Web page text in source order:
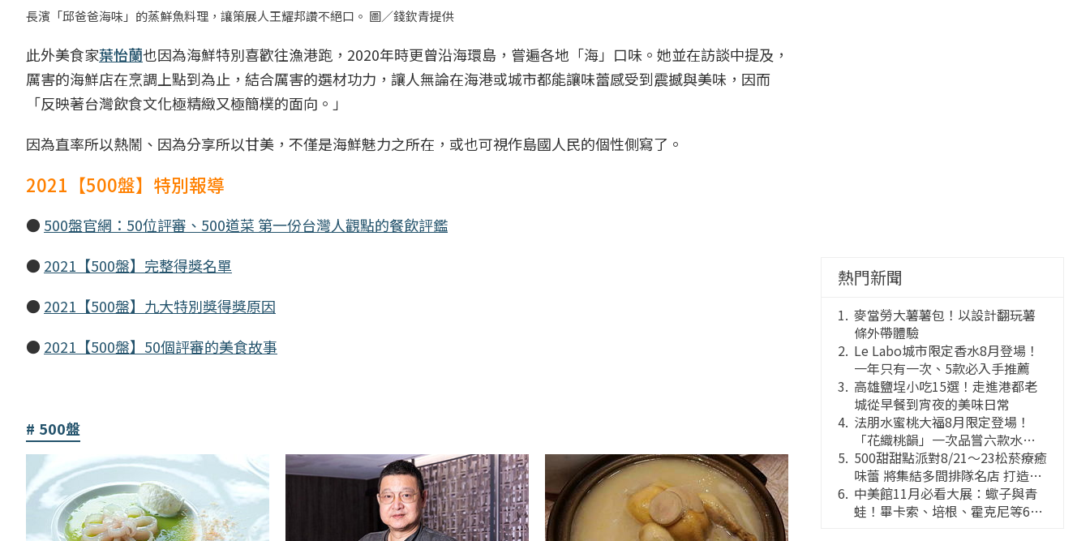
長濱「邱爸爸海味」的蒸鮮魚料理，讓策展人王耀邦讚不絕口。 圖／錢欽青提供
此外美食家葉怡蘭也因為海鮮特別喜歡往漁港跑，2020年時更曾沿海環島，嘗遍各地「海」口味。她並在訪談中提及，
厲害的海鮮店在烹調上點到為止，結合厲害的選材功力，讓人無論在海港或城市都能讓味蕾感受到震撼與美味，因而
「反映著台灣飲食文化極精緻又極簡樸的面向。」
因為直率所以熱鬧、因為分享所以甘美，不僅是海鮮魅力之所在，或也可視作島國人民的個性側寫了。
2021【500盤】特別報導
● 500盤官網：50位評審、500道菜 第一份台灣人觀點的餐飲評鑑
● 2021【500盤】完整得獎名單
● 2021【500盤】九大特別獎得獎原因
● 2021【500盤】50個評審的美食故事
500盤
熱門新聞
麥當勞大薯薯包！以設計翻玩薯
條外帶體驗
Le Labo城市限定香水8月登場！
一年只有一次、5款必入手推薦
高雄鹽埕小吃15選！走進港都老
城從早餐到宵夜的美味日常
法朋水蜜桃大福8月限定登場！
「花織桃韻」一次品嘗六款水蜜
桃花果大福
500甜甜點派對8/21～23松菸療癒
味蕾 將集結多間排隊名店 打造靈
感創意的舞台
中美館11月必看大展：蠍子與青
蛙！畢卡索、培根、霍克尼等66